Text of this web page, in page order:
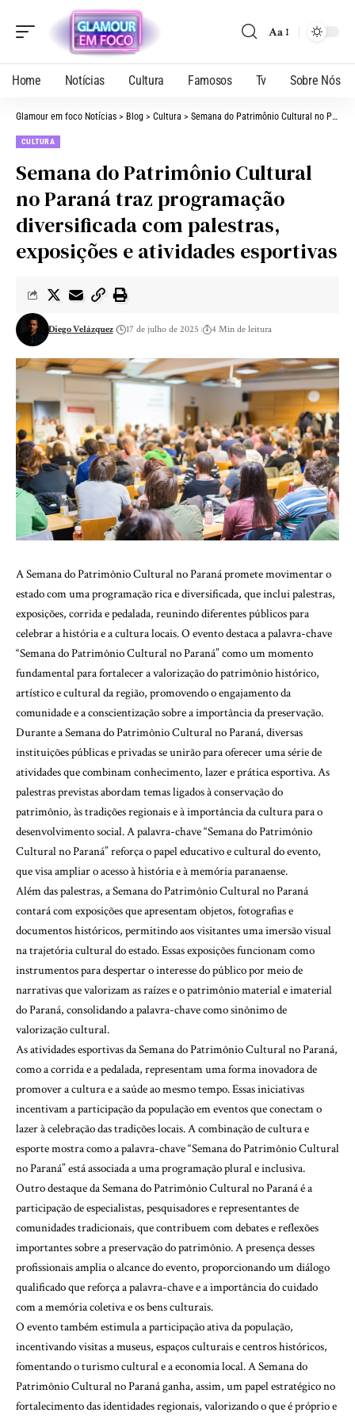
Aa
Home Notícias Cultura Famosos Tv Sobre Nós
Glamour em foco Notícias > Blog > Cultura > Semana do Patrimônio Cultural no Paraná traz programação diversificada com palestras, exposições e atividades esportivas
CULTURA
Semana do Patrimônio Cultural
no Paraná traz programação
diversificada com palestras,
exposições e atividades esportivas
Diego Velázquez 17 de julho de 2025 4 Min de leitura
A Semana do Patrimônio Cultural no Paraná promete movimentar o
estado com uma programação rica e diversificada, que inclui palestras,
exposições, corrida e pedalada, reunindo diferentes públicos para
celebrar a história e a cultura locais. O evento destaca a palavra-chave
“Semana do Patrimônio Cultural no Paraná” como um momento
fundamental para fortalecer a valorização do patrimônio histórico,
artístico e cultural da região, promovendo o engajamento da
comunidade e a conscientização sobre a importância da preservação.
Durante a Semana do Patrimônio Cultural no Paraná, diversas
instituições públicas e privadas se unirão para oferecer uma série de
atividades que combinam conhecimento, lazer e prática esportiva. As
palestras previstas abordam temas ligados à conservação do
patrimônio, às tradições regionais e à importância da cultura para o
desenvolvimento social. A palavra-chave “Semana do Patrimônio
Cultural no Paraná” reforça o papel educativo e cultural do evento,
que visa ampliar o acesso à história e à memória paranaense.
Além das palestras, a Semana do Patrimônio Cultural no Paraná
contará com exposições que apresentam objetos, fotografias e
documentos históricos, permitindo aos visitantes uma imersão visual
na trajetória cultural do estado. Essas exposições funcionam como
instrumentos para despertar o interesse do público por meio de
narrativas que valorizam as raízes e o patrimônio material e imaterial
do Paraná, consolidando a palavra-chave como sinônimo de
valorização cultural.
As atividades esportivas da Semana do Patrimônio Cultural no Paraná,
como a corrida e a pedalada, representam uma forma inovadora de
promover a cultura e a saúde ao mesmo tempo. Essas iniciativas
incentivam a participação da população em eventos que conectam o
lazer à celebração das tradições locais. A combinação de cultura e
esporte mostra como a palavra-chave “Semana do Patrimônio Cultural
no Paraná” está associada a uma programação plural e inclusiva.
Outro destaque da Semana do Patrimônio Cultural no Paraná é a
participação de especialistas, pesquisadores e representantes de
comunidades tradicionais, que contribuem com debates e reflexões
importantes sobre a preservação do patrimônio. A presença desses
profissionais amplia o alcance do evento, proporcionando um diálogo
qualificado que reforça a palavra-chave e a importância do cuidado
com a memória coletiva e os bens culturais.
O evento também estimula a participação ativa da população,
incentivando visitas a museus, espaços culturais e centros históricos,
fomentando o turismo cultural e a economia local. A Semana do
Patrimônio Cultural no Paraná ganha, assim, um papel estratégico no
fortalecimento das identidades regionais, valorizando o que é próprio e